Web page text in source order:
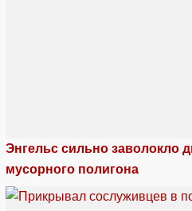
Энгельс сильно заволокло
мусорного полигона